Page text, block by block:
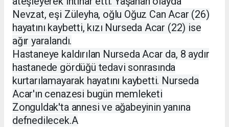
Nevzat, eşi Züleyha, oğlu Oğuz Can Acar (26)
hayatını kaybetti, kızı Nurseda Acar (22) ise
ağır yaralandı.
Hastaneye kaldırılan Nurseda Acar da, 8 aydır
hastanede gördüğü tedavi sonrasında
kurtarılamayarak hayatını kaybetti. Nurseda
Acar'ın cenazesi bugün memleketi
Zonguldak'ta annesi ve ağabeyinin yanına
defnedilecek.A